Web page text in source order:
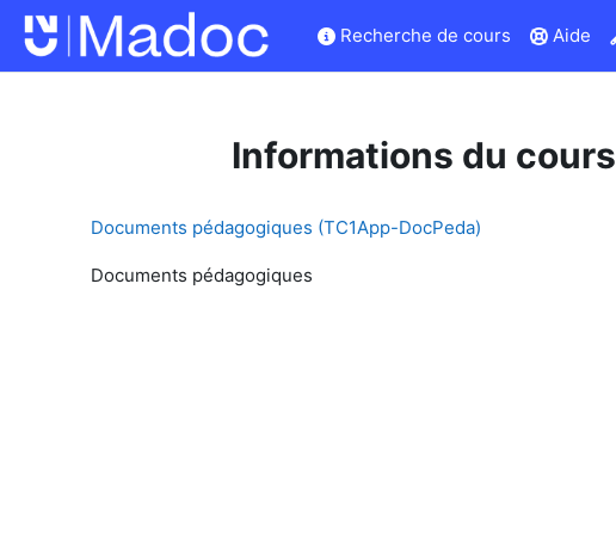
Passer au contenu principal
Recherche de cours
Aide
Informations du cours
Documents pédagogiques (TC1App-DocPeda)
Documents pédagogiques